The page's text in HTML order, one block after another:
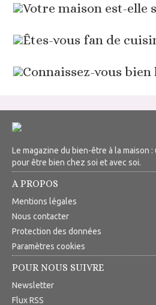
Votre maison est-elle
Êtes-vous fan de
Connaissez-vous
Le magazine du bien-être à la maison
pour être bien chez soi et avec soi.
A PROPOS
Mentions légales
Nous contacter
Protection des données
Paramètres cookies
POUR NOUS SUIVRE
Newsletter
Flux RSS